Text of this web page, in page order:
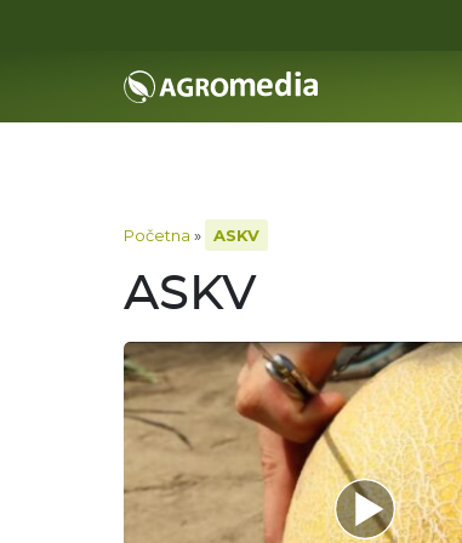
Početna » ASKV
ASKV